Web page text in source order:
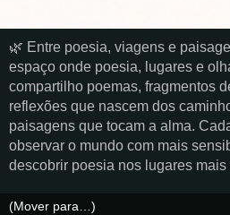
🌿 Entre poesia, viagens e
espaço onde poesia, lugares e
compartilho poemas, fragmentos
reflexões que nascem dos
paisagens que tocam a alma.
observar o mundo com mais
descobrir poesia nos lugares